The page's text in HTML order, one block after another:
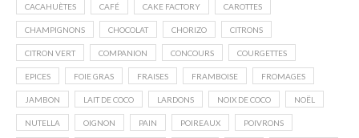
CACAHUÈTES CAFÉ CAKE FACTORY CAROTTES
CHAMPIGNONS CHOCOLAT CHORIZO CITRONS
CITRON VERT COMPANION CONCOURS COURGETTES
EPICES FOIE GRAS FRAISES FRAMBOISE FROMAGES
JAMBON LAIT DE COCO LARDONS NOIX DE COCO NOËL
NUTELLA OIGNON PAIN POIREAUX POIVRONS